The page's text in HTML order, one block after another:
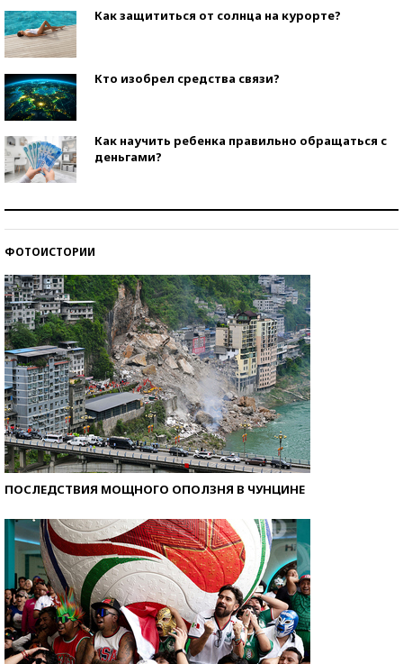
Как защититься от солнца на курорте?
Кто изобрел средства связи?
Как научить ребенка правильно обращаться с
деньгами?
ФОТОИСТОРИИ
ПОСЛЕДСТВИЯ МОЩНОГО ОПОЛЗНЯ В ЧУНЦИНЕ